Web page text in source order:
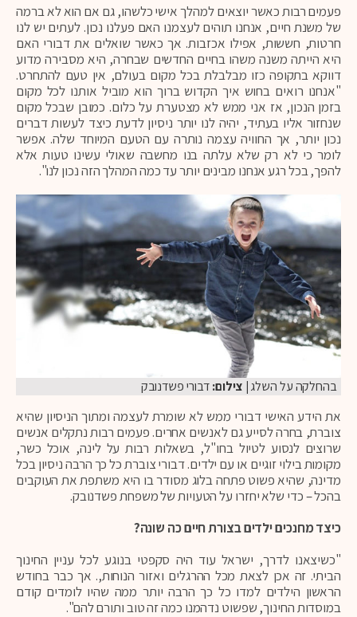
פעמים רבות כאשר יוצאים למהלך אישי כלשהו, גם אם הוא לא ברמה
של משנת חיים, אנחנו תוהים לעצמנו האם פעלנו נכון. לעתים יש לנו
חרטות, חששות, אפילו אכזבות. אך כאשר שואלים את דבורי האם
היא הייתה משנה משהו בחיים החדשים שבחרה, היא מסבירה מדוע
דווקא בתקופה כזו מבלבלת בכל מקום בעולם, אין טעם להתחרט.
"אנחנו רואים בחוש איך הקדוש ברוך הוא מוביל אותנו לכל מקום
בזמן הנכון, אז אני ממש לא מצטערת על כלום. כמובן שבכל מקום
שנחזור אליו בעתיד, יהיה לנו יותר ניסיון לדעת כיצד לעשות דברים
נכון יותר, אך החוויה עצמה נותרה עם הטעם המיוחד שלה. אפשר
לומר כי לא רק שלא עלתה בנו מחשבה שאולי עשינו טעות אלא
להפך, בכל רגע אנחנו מבינים יותר עד כמה המהלך הזה נכון לנו".
בהחלקה על השלג| צילום:דבורי פשדנובק
את הידע האישי דבורי ממש לא שומרת לעצמה ומתוך הניסיון שהיא
צוברת, בחרה לסייע גם לאנשים אחרים. פעמים רבות נתקלים אנשים
שרוצים לנסוע לטיול בחו"ל, בשאלות רבות על לינה, אוכל כשר,
מקומות בילוי זוגיים או עם ילדים. דבורי צוברת כל כך הרבה ניסיון בכל
מדינה, שהיא פשוט פתחה בלוג מסודר בו היא משתפת את העוקבים
בהכל – כדי שלא יחזרו על הטעויות של משפחת פשדנובק.
כיצד מחנכים ילדים בצורת חיים כה שונה?
"כשיצאנו לדרך, ישראל עוד היה סקפטי בנוגע לכל עניין החינוך
הביתי. זה אכן לצאת מכל ההרגלים ואזור הנוחות,. אך כבר בחודש
הראשון הילדים למדו כל כך הרבה יותר ממה שהיו לומדים קודם
במוסדות החינוך, שפשוט נדהמנו כמה זה טוב ותורם להם".